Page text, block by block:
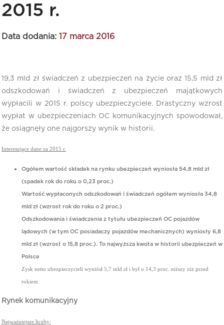
2015 r.
Data dodania: 17 marca 2016
19,3 mld zł świadczeń z ubezpieczeń na życie oraz 15,5 mld zł
odszkodowań i świadczeń z ubezpieczeń majątkowych
wypłacili w 2015 r. polscy ubezpieczyciele. Drastyczny wzrost
wypłat w ubezpieczeniach OC komunikacyjnych spowodował,
że osiągnęły one najgorszy wynik w historii.
Interesujące dane za 2015 r.
Ogółem wartość składek na rynku ubezpieczeń wyniosła 54,8 mld zł
(spadek rok do roku o 0,23 proc.)
Wartość wypłaconych odszkodowań i świadczeń ogółem wyniosła 34,8
mld zł (wzrost rok do roku o 2 proc.)
Odszkodowania i świadczenia z tytułu ubezpieczeń OC pojazdów
lądowych (w tym OC posiadaczy pojazdów mechanicznych) wyniosły 6,8
mld zł (wzrost o 15,8 proc.). To najwyższa kwota w historii ubezpieczeń w
Polsce
Zysk netto ubezpieczycieli wyniósł 5,7 mld zł i był o 14,3 proc. niższy niż przed
rokiem
Rynek komunikacyjny
Najważniejsze liczby: